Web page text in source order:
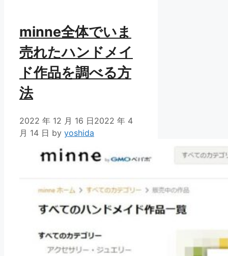
minne全体でいま
売れたハンドメイ
ド作品を調べる方
法
2022 年 12 月 16 日2022 年 4
月 14 日 by yoshida